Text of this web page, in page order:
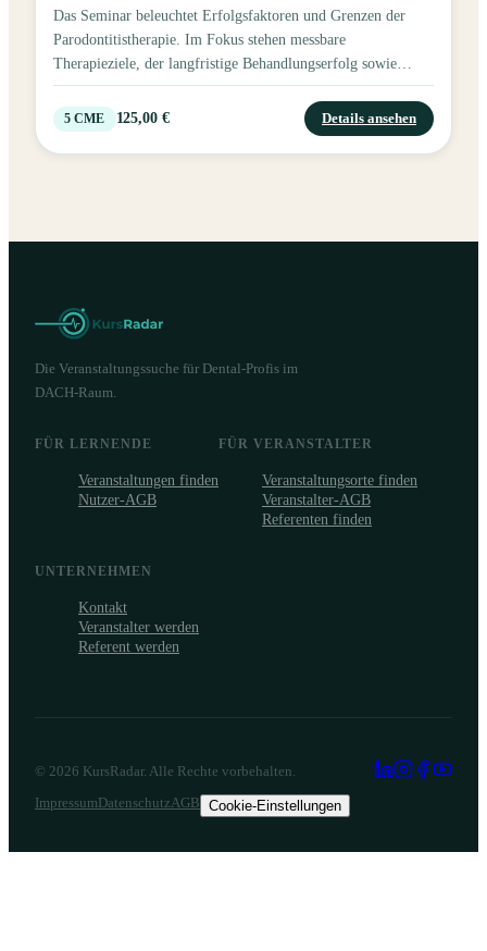
Das Seminar beleuchtet Erfolgsfaktoren und Grenzen der
Parodontitistherapie. Im Fokus stehen messbare
Therapieziele, der langfristige Behandlungserfolg sowie
Strategien zum Erkennen, Vermeiden und Umgang mit
Misserfolgen.
5 CME 125,00 € Details ansehen
Die Veranstaltungssuche für Dental-Profis im
DACH-Raum.
FÜR LERNENDE
Veranstaltungen finden
Nutzer-AGB
FÜR VERANSTALTER
Veranstaltungsorte finden
Veranstalter-AGB
Referenten finden
UNTERNEHMEN
Kontakt
Veranstalter werden
Referent werden
© 2026 KursRadar. Alle Rechte vorbehalten.
ImpressumDatenschutzAGB Cookie-Einstellungen